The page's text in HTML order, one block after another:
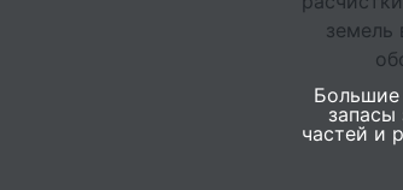
Большие
запасы
частей и